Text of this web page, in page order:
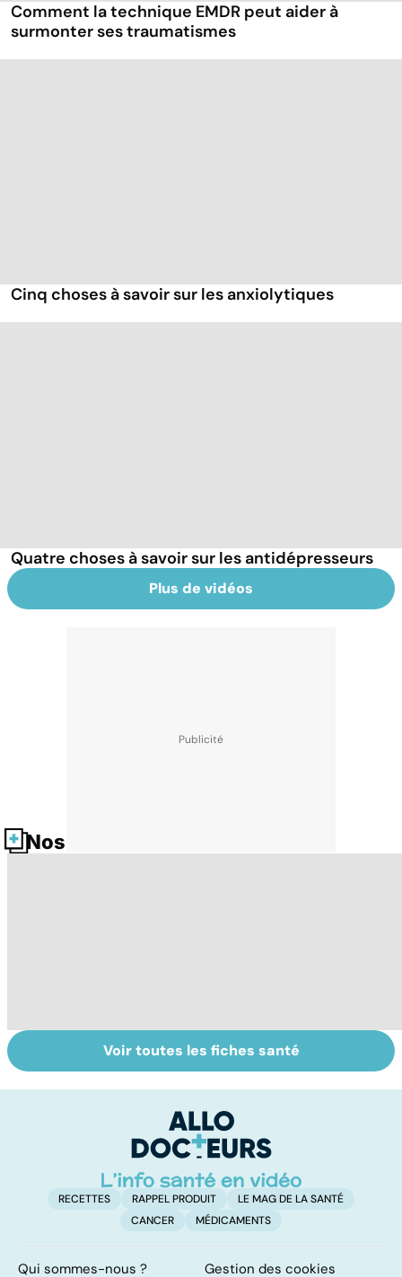
Comment la technique EMDR peut aider à
surmonter ses traumatismes
Cinq choses à savoir sur les anxiolytiques
Quatre choses à savoir sur les antidépresseurs
Plus de vidéos
Nos fiches santé
Faire du sport à
domicile, c'est
Don de gamètes :
le pour et le
levée de
l'anonymat
Voir toutes les fiches santé
RECETTES RAPPEL PRODUIT
LE MAG DE LA SANTÉ
CANCER
MÉDICAMENTS
Qui sommes-nous ? Gestion des cookies